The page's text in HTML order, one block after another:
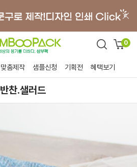
0
맞춤제작 샘플신청 기획전 혜택보기
반찬.샐러드